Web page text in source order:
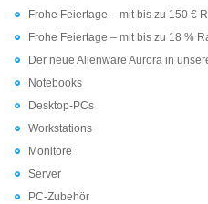
Frohe Feiertage – mit bis zu 150 €
Frohe Feiertage – mit bis zu 18 %
Der neue Alienware Aurora in
Notebooks
Desktop-PCs
Workstations
Monitore
Server
PC-Zubehör